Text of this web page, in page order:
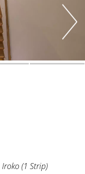
Iroko (1 Strip)